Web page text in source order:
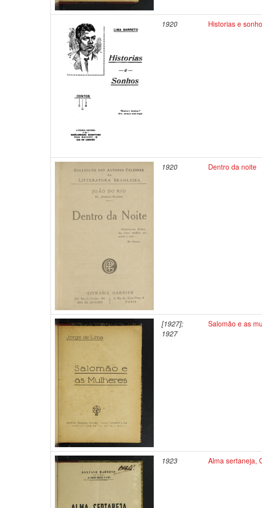
1920 Historias e
1920 Dentro da noite
[1927];
1927
Salomão e as
1923 Alma sertaneja,